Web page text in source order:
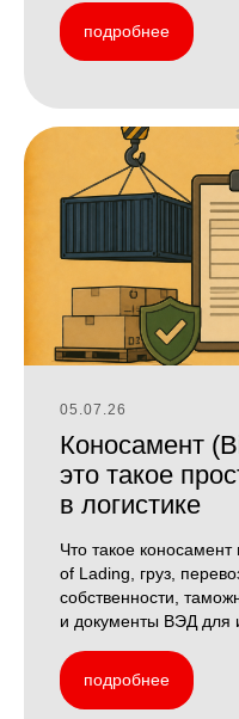
подробнее
05.07.26
Коносамент
это такое
в логистике
Что такое
of Lading, груз,
собственности,
и документы ВЭД для
подробнее